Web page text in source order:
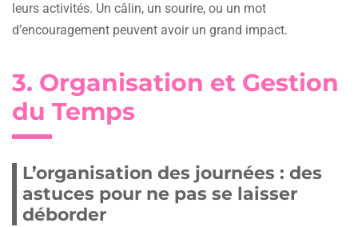
leurs activités. Un câlin, un sourire, ou un mot
d’encouragement peuvent avoir un grand impact.
3. Organisation et Gestion
du Temps
L’organisation des journées : des
astuces pour ne pas se laisser
déborder